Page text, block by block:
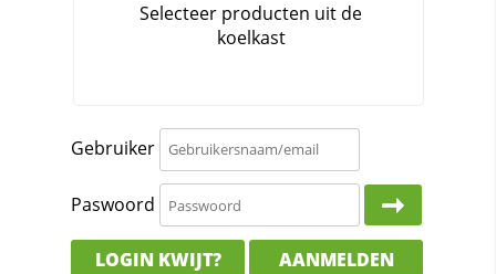
Gebruiker
Paswoord
LOGIN KWIJT? AANMELDEN